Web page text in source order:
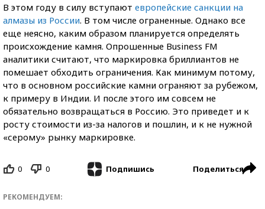
В этом году в силу вступают европейские санкции на
алмазы из России. В том числе ограненные. Однако все
еще неясно, каким образом планируется определять
происхождение камня. Опрошенные Business FM
аналитики считают, что маркировка бриллиантов не
помешает обходить ограничения. Как минимум потому,
что в основном российские камни ограняют за рубежом,
к примеру в Индии. И после этого им совсем не
обязательно возвращаться в Россию. Это приведет и к
росту стоимости из-за налогов и пошлин, и к не нужной
«серому» рынку маркировке.
0 0 Подпишись Поделиться
РЕКОМЕНДУЕМ: